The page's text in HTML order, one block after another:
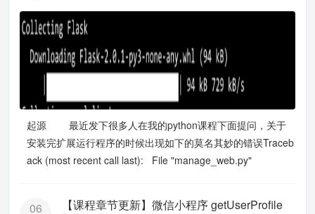
起源 最近发下很多人在我的python课程下面提问，关于
安装完扩展运行程序的时候出现如下的莫名其妙的错误Traceb
ack (most recent call last): File "manage_web.py"
06
【课程章节更新】微信小程序 getUserProfile